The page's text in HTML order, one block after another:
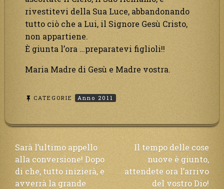
rivestitevi della Sua Luce, abbandonando
tutto ciò che a Lui, il Signore Gesù Cristo,
non appartiene.
È giunta l’ora …preparatevi figlioli!!
Maria Madre di Gesù e Madre vostra.
CATEGORIE Anno 2011
Navigazione
articoli
Sarà l’ultimo appello
alla conversione! Dopo
di che, tutto inizierà, e
avverrà la grande
Il tempo delle cose
nuove è giunto,
attendete ora l’arrivo
del vostro Dio!